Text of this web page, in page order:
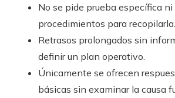
No se pide prueba específica
procedimientos para recopilarla.
Retrasos prolongados sin
definir un plan operativo.
Únicamente se ofrecen
básicas sin examinar la causa